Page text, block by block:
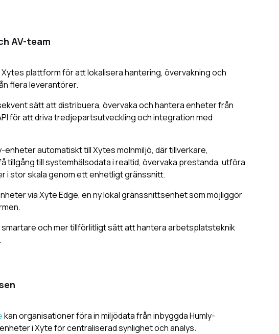
AV-team
plattform för att lokalisera hantering, övervakning och
flera leverantörer.
sätt att distribuera, övervaka och hantera enheter från
för att driva tredjepartsutveckling och integration med
enheter automatiskt till Xytes molnmiljö, där tillverkare,
tillgång till systemhälsodata i realtid, övervaka prestanda, utföra
i stor skala genom ett enhetligt gränssnitt.
via Xyte Edge, en ny lokal gränssnittsenhet som möjliggör
smartare och mer tillförlitligt sätt att hantera arbetsplatsteknik
kan organisationer föra in miljödata från inbyggda Humly-
i Xyte för centraliserad synlighet och analys.